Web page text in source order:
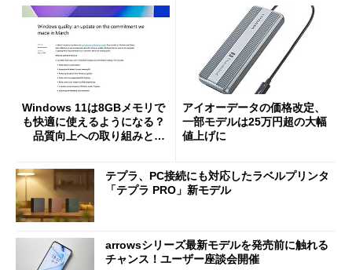
Windows 11は8GBメモリで
も快適に使えるようになる？
品質向上への取り組みと
アイオーデータの価格改定、
一部モデルは25万円超の大幅
値上げに
テプラ、PC接続にも対応したラベルプリンタ
「テプラ PRO」新モデル
arrowsシリーズ最新モデルを発売前に触れる
チャンス！ユーザー座談会開催